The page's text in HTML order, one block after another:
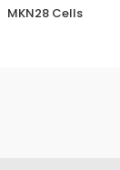
MKN28 Cells